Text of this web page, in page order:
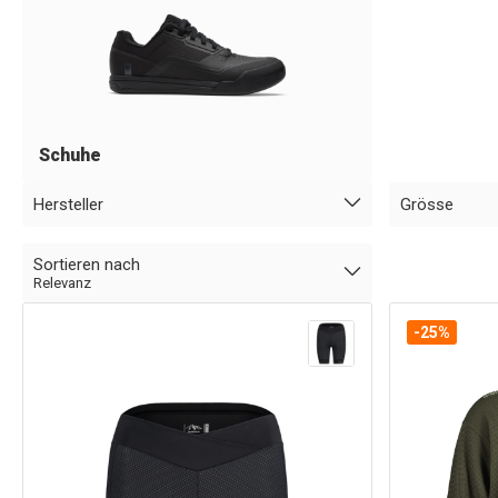
Schuhe
Hersteller Grösse
Sortieren nach
Relevanz
-25%